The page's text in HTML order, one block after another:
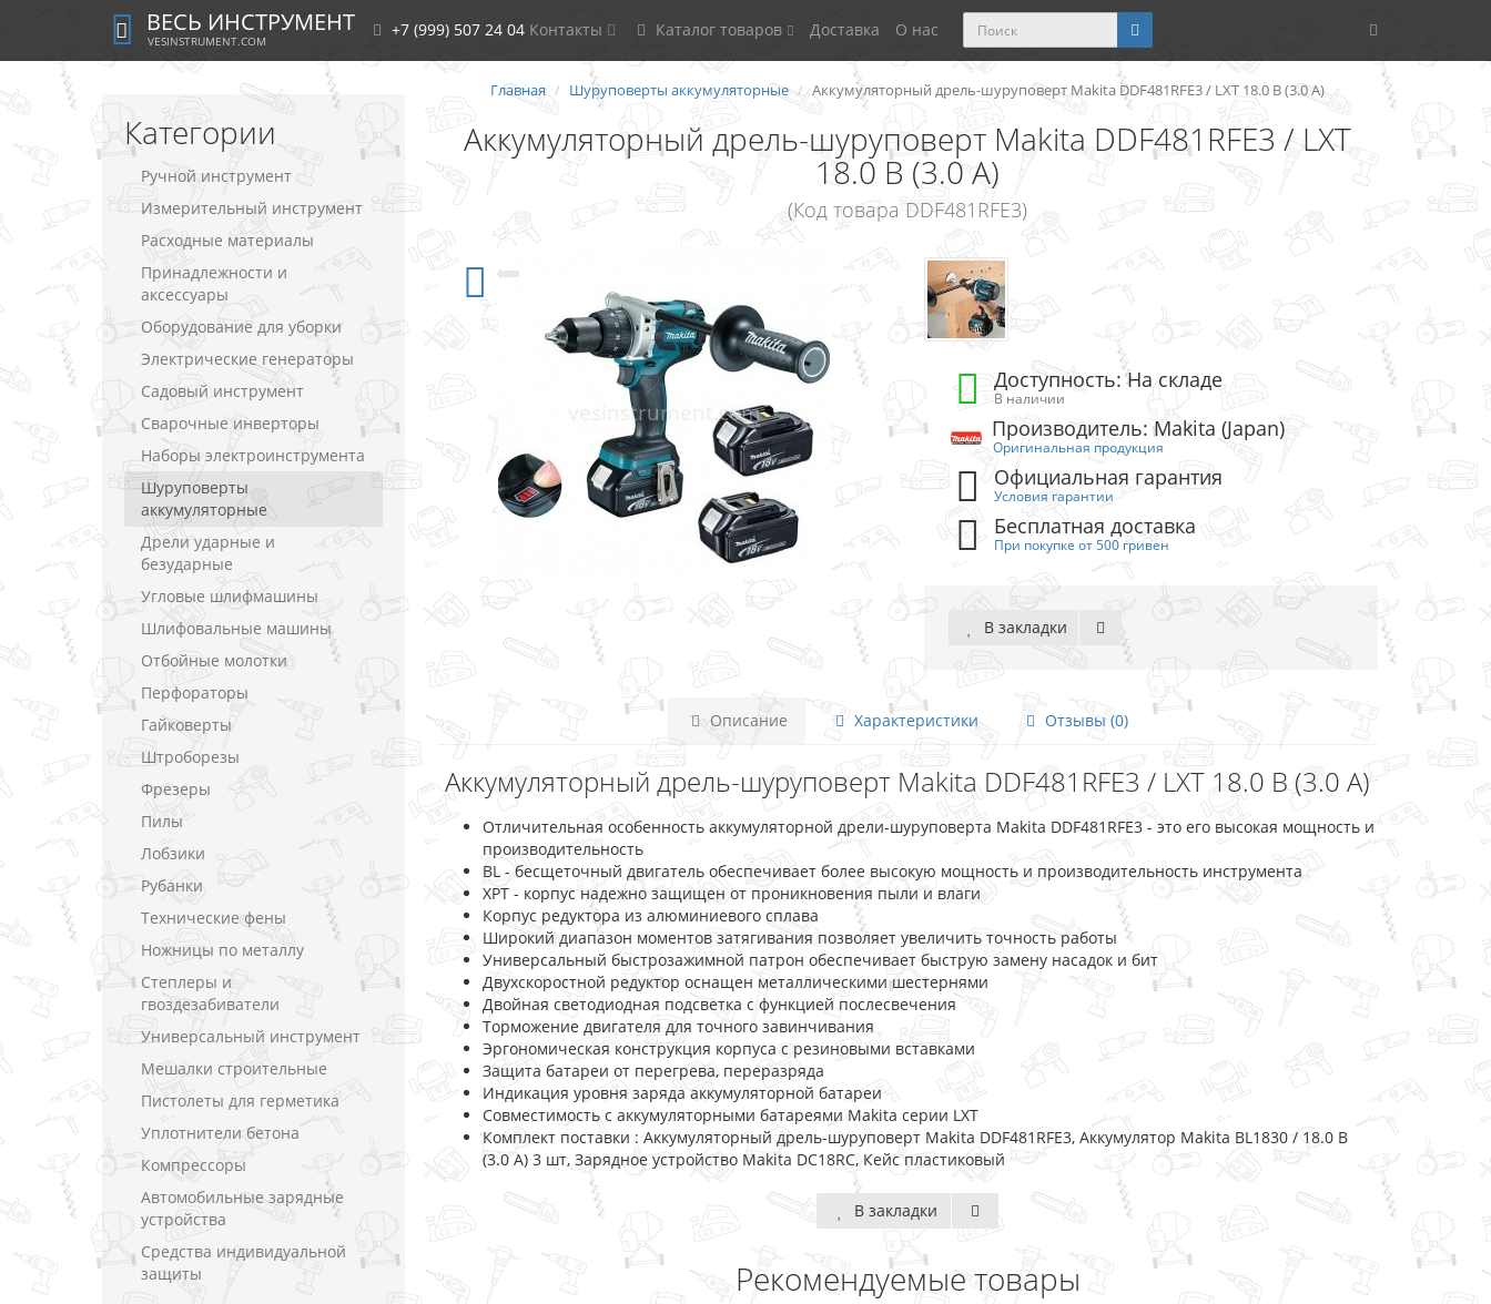
ВЕСЬ ИНСТРУМЕНТ
VESINSTRUMENT.COM
+7 (999) 507 24 04 Контакты Каталог товаров Доставка О нас
Категории
Ручной инструмент
Измерительный инструмент
Расходные материалы
Принадлежности и
аксессуары
Оборудование для уборки
Электрические генераторы
Садовый инструмент
Сварочные инверторы
Наборы электроинструмента
Шуруповерты
аккумуляторные
Дрели ударные и
безударные
Угловые шлифмашины
Шлифовальные машины
Отбойные молотки
Перфораторы
Гайковерты
Штроборезы
Фрезеры
Пилы
Лобзики
Рубанки
Технические фены
Ножницы по металлу
Степлеры и
гвоздезабиватели
Универсальный инструмент
Мешалки строительные
Пистолеты для герметика
Уплотнители бетона
Компрессоры
Автомобильные зарядные
устройства
Средства индивидуальной
защиты
Главная Шуруповерты аккумуляторные Аккумуляторный дрель-шуруповерт Makita DDF481RFE3 / LXT 18.0 В (3.0 А)
Аккумуляторный дрель-шуруповерт Makita DDF481RFE3 / LXT
18.0 В (3.0 А)
(Код товара DDF481RFE3)
Доступность: На складе
В наличии
Производитель: Makita (Japan)
Оригинальная продукция
Официальная гарантия
Условия гарантии
Бесплатная доставка
При покупке от 500 гривен
В закладки
Описание Характеристики Отзывы (0)
Аккумуляторный дрель-шуруповерт Makita DDF481RFE3 / LXT 18.0 В (3.0 А)
Отличительная особенность аккумуляторной дрели-шуруповерта Makita DDF481RFE3 - это его высокая мощность и
производительность
BL - бесщеточный двигатель обеспечивает более высокую мощность и производительность инструмента
XPT - корпус надежно защищен от проникновения пыли и влаги
Корпус редуктора из алюминиевого сплава
Широкий диапазон моментов затягивания позволяет увеличить точность работы
Универсальный быстрозажимной патрон обеспечивает быструю замену насадок и бит
Двухскоростной редуктор оснащен металлическими шестернями
Двойная светодиодная подсветка с функцией послесвечения
Торможение двигателя для точного завинчивания
Эргономическая конструкция корпуса с резиновыми вставками
Защита батареи от перегрева, переразряда
Индикация уровня заряда аккумуляторной батареи
Совместимость с аккумуляторными батареями Makita серии LXT
Комплект поставки : Аккумуляторный дрель-шуруповерт Makita DDF481RFE3, Аккумулятор Makita BL1830 / 18.0 В
(3.0 А) 3 шт, Зарядное устройство Makita DC18RC, Кейс пластиковый
В закладки
Рекомендуемые товары